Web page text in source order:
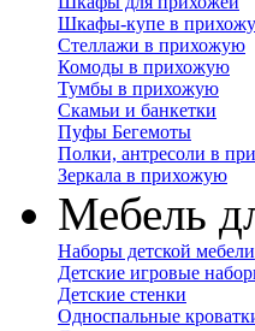
Шкафы-купе в
Стеллажи в прихожую
Комоды в прихожую
Тумбы в прихожую
Скамьи и банкетки
Пуфы Бегемоты
Полки, антресоли в
Зеркала в прихожую
Мебель
Наборы детской мебели
Детские игровые
Детские стенки
Односпальные